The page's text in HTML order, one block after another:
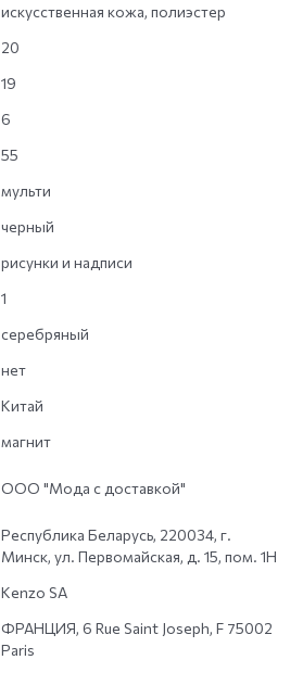
искусственная кожа, полиэстер
20
19
6
55
мульти
черный
рисунки и надписи
1
серебряный
нет
Китай
магнит
ООО "Мода с доставкой"
Республика Беларусь, 220034, г.
Минск, ул. Первомайская, д. 15, пом. 1Н
Kenzo SA
ФРАНЦИЯ, 6 Rue Saint Joseph, F 75002
Paris